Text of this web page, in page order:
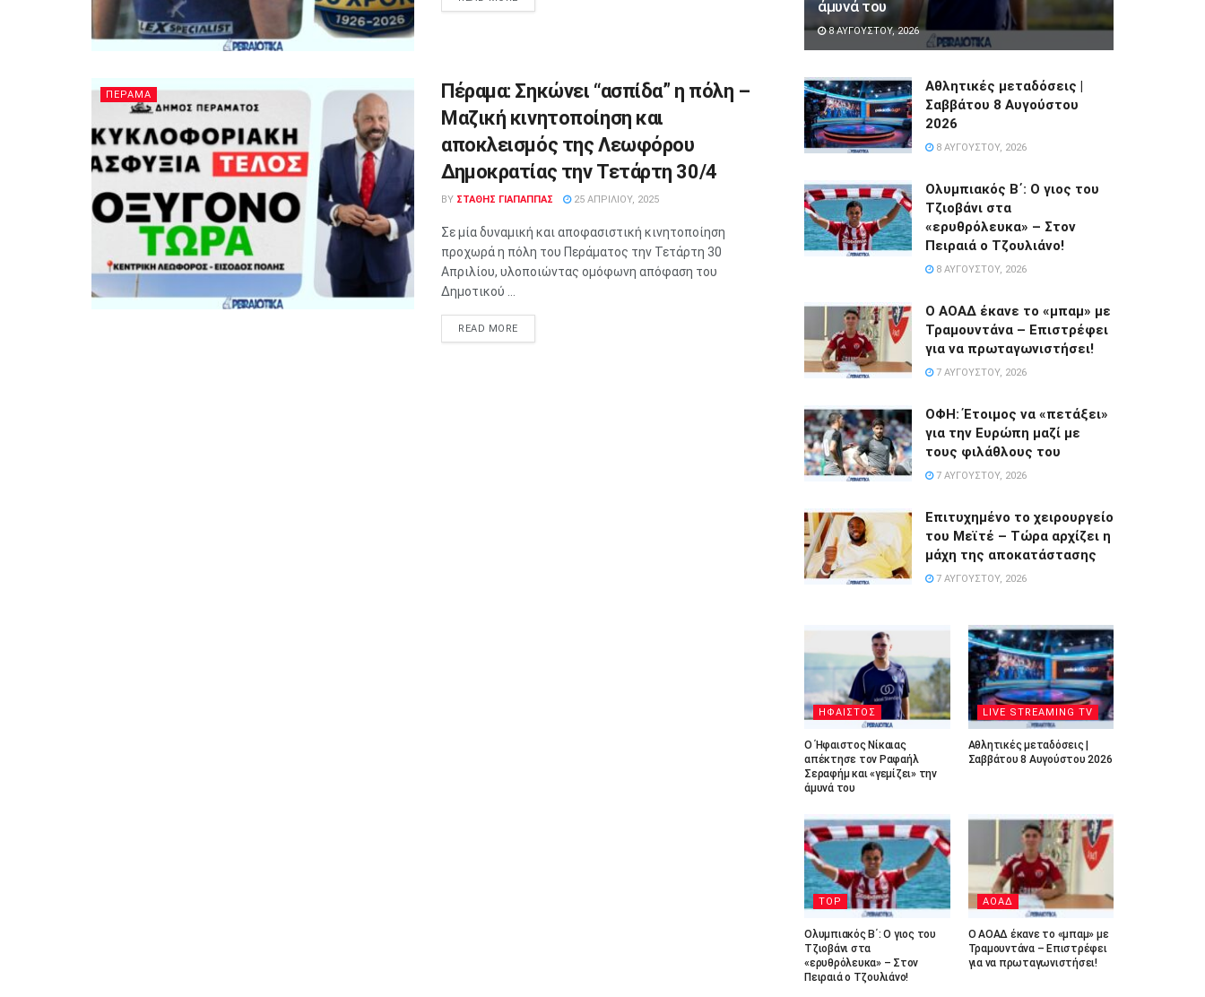
ΠΕΡΑΜΑ
Πέραμα: Σηκώνει “ασπίδα” η πόλη –
Μαζική κινητοποίηση και
αποκλεισμός της Λεωφόρου
Δημοκρατίας την Τετάρτη 30/4
BY ΣΤΑΘΗΣ ΓΊΑΠΑΠΠΑΣ 25 ΑΠΡΙΛΊΟΥ, 2025
Σε μία δυναμική και αποφασιστική κινητοποίηση
προχωρά η πόλη του Περάματος την Τετάρτη 30
Απριλίου, υλοποιώντας ομόφωνη απόφαση του
Δημοτικού ...
READ MORE
άμυνά του
8 ΑΥΓΟΎΣΤΟΥ, 2026
Αθλητικές μεταδόσεις |
Σαββάτου 8 Αυγούστου
2026
8 ΑΥΓΟΎΣΤΟΥ, 2026
Ολυμπιακός Β΄: Ο γιος του
Τζιοβάνι στα
«ερυθρόλευκα» – Στον
Πειραιά ο Τζουλιάνο!
8 ΑΥΓΟΎΣΤΟΥ, 2026
Ο ΑΟΑΔ έκανε το «μπαμ» με
Τραμουντάνα – Επιστρέφει
για να πρωταγωνιστήσει!
7 ΑΥΓΟΎΣΤΟΥ, 2026
ΟΦΗ: Έτοιμος να «πετάξει»
για την Ευρώπη μαζί με
τους φιλάθλους του
7 ΑΥΓΟΎΣΤΟΥ, 2026
Επιτυχημένο το χειρουργείο
του Μεϊτέ – Τώρα αρχίζει η
μάχη της αποκατάστασης
7 ΑΥΓΟΎΣΤΟΥ, 2026
ΗΦΑΙΣΤΟΣ
Ο Ήφαιστος Νίκαιας
απέκτησε τον Ραφαήλ
Σεραφήμ και «γεμίζει» την
άμυνά του
LIVE STREAMING TV
Αθλητικές μεταδόσεις |
Σαββάτου 8 Αυγούστου 2026
TOP
Ολυμπιακός Β΄: Ο γιος του
Τζιοβάνι στα
«ερυθρόλευκα» – Στον
Πειραιά ο Τζουλιάνο!
ΑΟΑΔ
Ο ΑΟΑΔ έκανε το «μπαμ» με
Τραμουντάνα – Επιστρέφει
για να πρωταγωνιστήσει!